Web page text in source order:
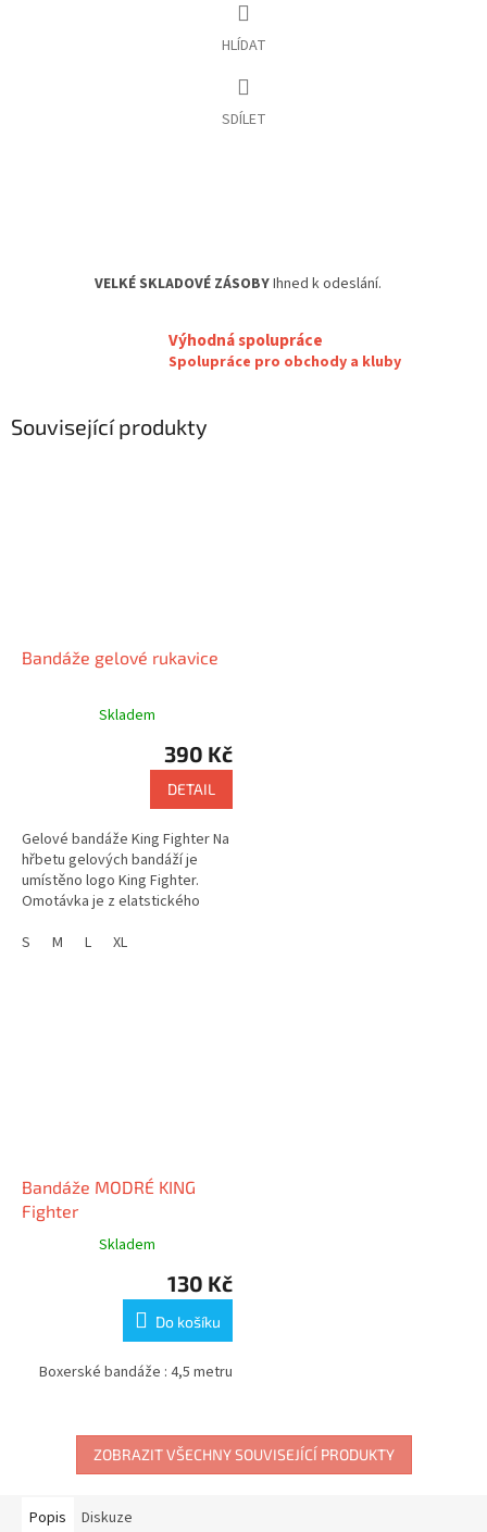
HLÍDAT
SDÍLET
VELKÉ SKLADOVÉ ZÁSOBYIhned k odeslání.
Výhodná spolupráce
Spolupráce pro obchody a kluby
Související produkty
Bandáže gelové rukavice
Skladem
390 Kč
DETAIL
Gelové bandáže King Fighter Na
hřbetu gelových bandáží je
umístěno logo King Fighter.
Omotávka je z elatstického
S
M L XL
Bandáže MODRÉ KING
Fighter
Skladem
130 Kč
Do košíku
Boxerské bandáže : 4,5 metru
ZOBRAZIT VŠECHNY SOUVISEJÍCÍ PRODUKTY
Popis Diskuze